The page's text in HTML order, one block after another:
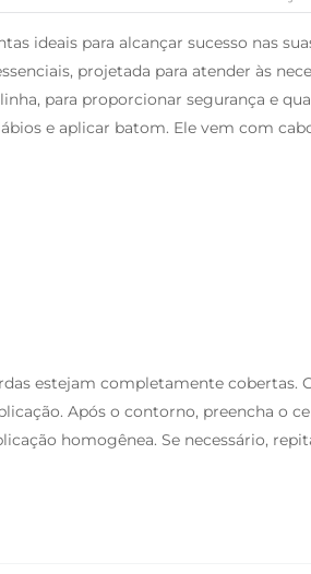
ideais para alcançar sucesso nas
projetada para atender às
para proporcionar segurança e
e aplicar batom. Ele vem com
estejam completamente
Após o contorno, preencha o
homogênea. Se necessário,